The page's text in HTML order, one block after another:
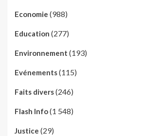
Economie (988)
Education (277)
Environnement (193)
Evénements(115)
Faits divers(246)
Flash Info(1 548)
Justice (29)